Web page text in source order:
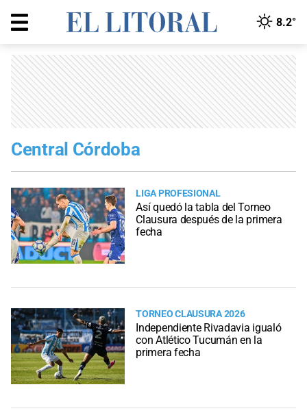
8.2°
Central Córdoba
LIGA PROFESIONAL
Así quedó la tabla del Torneo
Clausura después de la primera
fecha
TORNEO CLAUSURA 2026
Independiente Rivadavia igualó
con Atlético Tucumán en la
primera fecha